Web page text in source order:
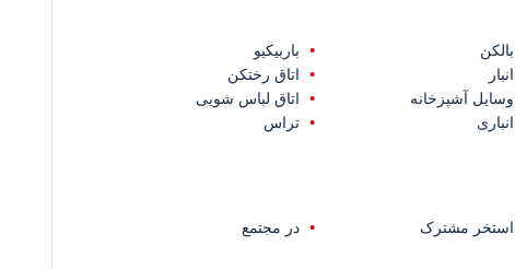
بالکن
باربیکیو
انبار
اتاق رختکن
وسایل آشپزخانه
اتاق لباس شویی
انباری
تراس
استخر مشترک
در مجتمع